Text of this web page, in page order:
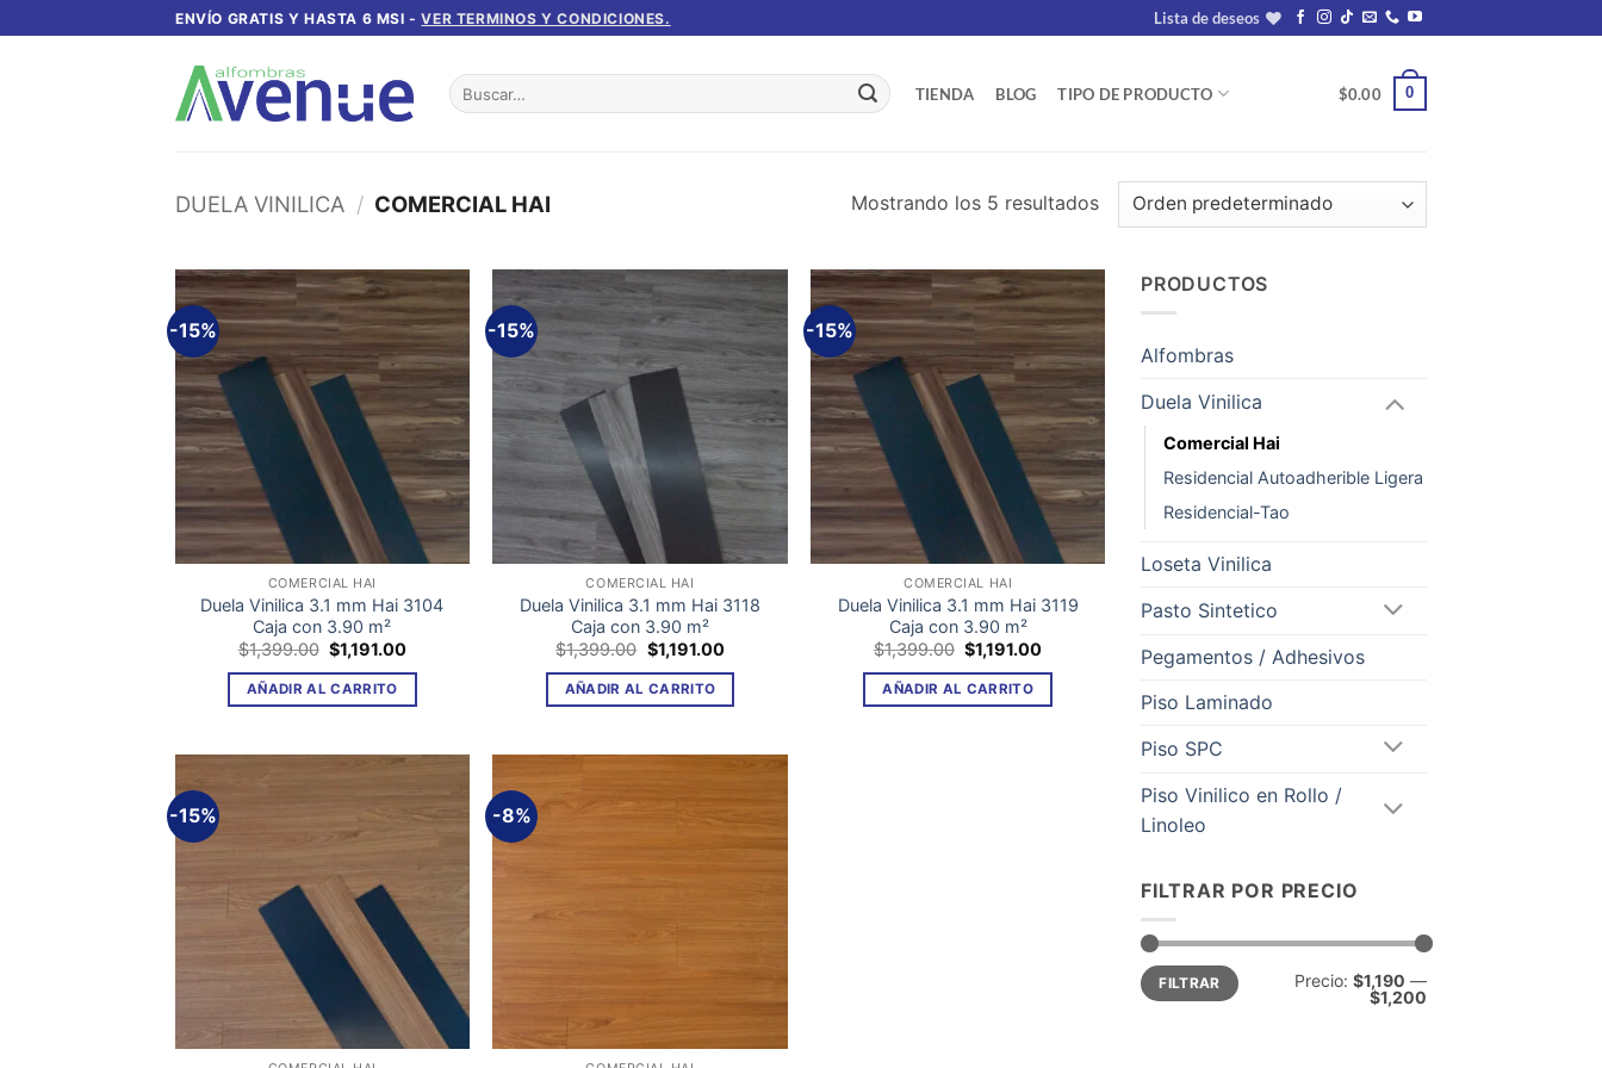
al
ENVÍO GRATIS Y HASTA 6 MSI -VER TERMINOS Y CONDICIONES. Lista de deseos
Buscar
por:
TIENDA BLOG TIPO DE PRODUCTO $0.00 0
DUELA VINILICA / COMERCIAL HAI Mostrando los 5 resultados
-15%
Añadir
a la
lista de
deseos
COMERCIAL HAI
Duela Vinilica 3.1 mm Hai 3104
Caja con 3.90 m²
$1,399.00 El
precio
original
era:
$1,191.00El
actual
AÑADIR AL CARRITO
-15%
Añadir
a la
lista de
COMERCIAL HAI
Duela Vinilica 3.1 mm Hai 3118
Caja con 3.90 m²
$1,399.00 El
precio
original
era:
$1,191.00El
actual
AÑADIR AL CARRITO
-15%
Añadir
a la
lista de
deseos
COMERCIAL HAI
Duela Vinilica 3.1 mm Hai 3119
Caja con 3.90 m²
$1,399.00 El
precio
original
era:
$1,191.00El
actual
AÑADIR AL CARRITO
-15%
Añadir
deseos
-8%
Añadir
a la
lista de
PRODUCTOS
Alfombras
Duela Vinilica
Comercial Hai
Residencial Autoadherible Ligera
Residencial-Tao
Loseta Vinilica
Pasto Sintetico
Pegamentos / Adhesivos
Piso Laminado
Piso SPC
Piso Vinilico en Rollo /
Linoleo
FILTRAR POR PRECIO
Precio
mínimo
Precio
máximo
FILTRAR Precio: $1,190 —
$1,200